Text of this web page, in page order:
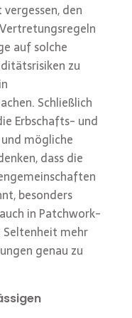
den
auf solche
zu
Schließlich
Erbschafts- und
mögliche
dass die
besonders
in Patchwork-
Seltenheit mehr
genau zu